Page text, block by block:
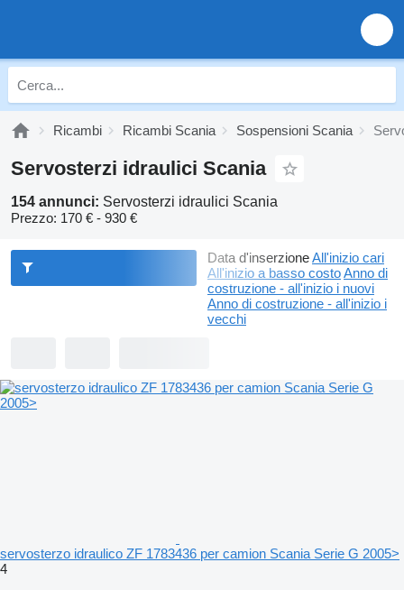
Ricambi Ricambi Scania Sospensioni Scania
Servosterzi idraulici Scania
154 annunci: Servosterzi idraulici Scania
Prezzo: 170 € - 930 €
Data d'inserzioneAll'inizio cari
All'inizio a basso costoAnno di
costruzione - all'inizio i nuovi
Anno di costruzione - all'inizio i
vecchi
servosterzo idraulico ZF 1783436 per camion Scania Serie G 2005>
4